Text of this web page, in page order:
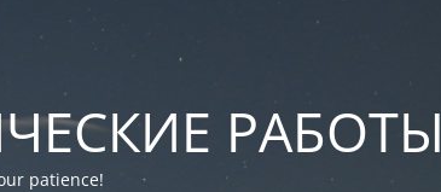
РАБОТЫ
patience!